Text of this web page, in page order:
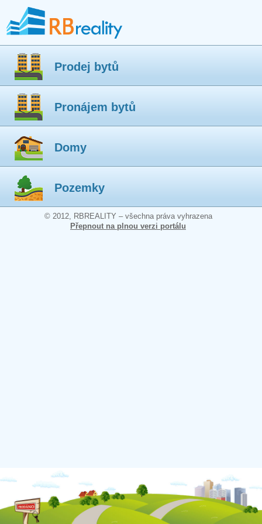
Prodej bytů
Pronájem bytů
Domy
Pozemky
© 2012, RBREALITY – všechna práva vyhrazena
Přepnout na plnou verzi portálu